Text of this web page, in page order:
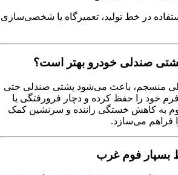
در خط تولید، تعمیرگاه یا شخصی‌سازی
صندلی خودرو بهتر است؟
منسجم، باعث می‌شود پشتی صندلی حتی
خود را حفظ کرده و دچار فرورفتگی یا
به کاهش خستگی راننده و سرنشین کمک
فراهم می‌سازد.
فوم غرب